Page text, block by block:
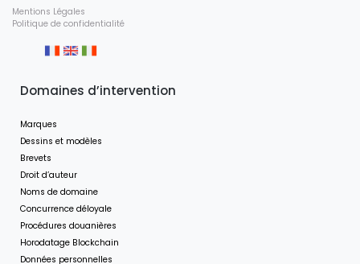
Mentions Légales
Politique de confidentialité
Domaines d’intervention
Marques
Dessins et modèles
Brevets
Droit d’auteur
Noms de domaine
Concurrence déloyale
Procédures douanières
Horodatage Blockchain
Données personnelles